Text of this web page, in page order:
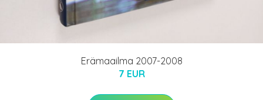
Erämaailma 2007-2008
7 EUR